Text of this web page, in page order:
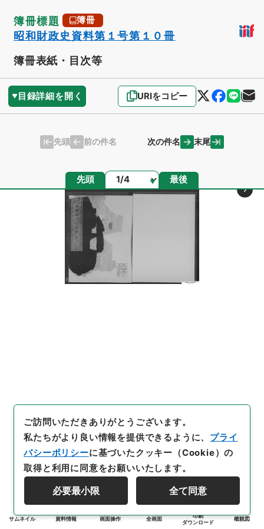
簿冊標題 簿冊
昭和財政史資料第１号第１０冊
簿冊表紙・目次等
目録詳細を開く URIをコピー
先頭 前の件名 次の件名 末尾
先頭 ページ 最後
サムネイル 資料情報 画面操作 全画面
印刷
ダウンロード
概観図
ご訪問いただきありがとうございます。
私たちがより良い情報を提供できるように、 プライ
バシーポリシーに基づいたクッキー（Cookie）の
取得と利用に同意をお願いいたします。
必要最小限 全て同意